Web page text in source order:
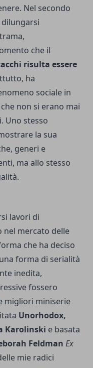
Nel secondo
dilungarsi
che il
risulta essere
ha
sociale in
non si erano mai
Uno stesso
la sua
generi e
ma allo stesso
lavori di
mercato delle
che ha deciso
forma di serialità
inedita,
fossero
migliori miniserie
Unorhodox,
Karolinski e basata
Feldman Ex
mie radici